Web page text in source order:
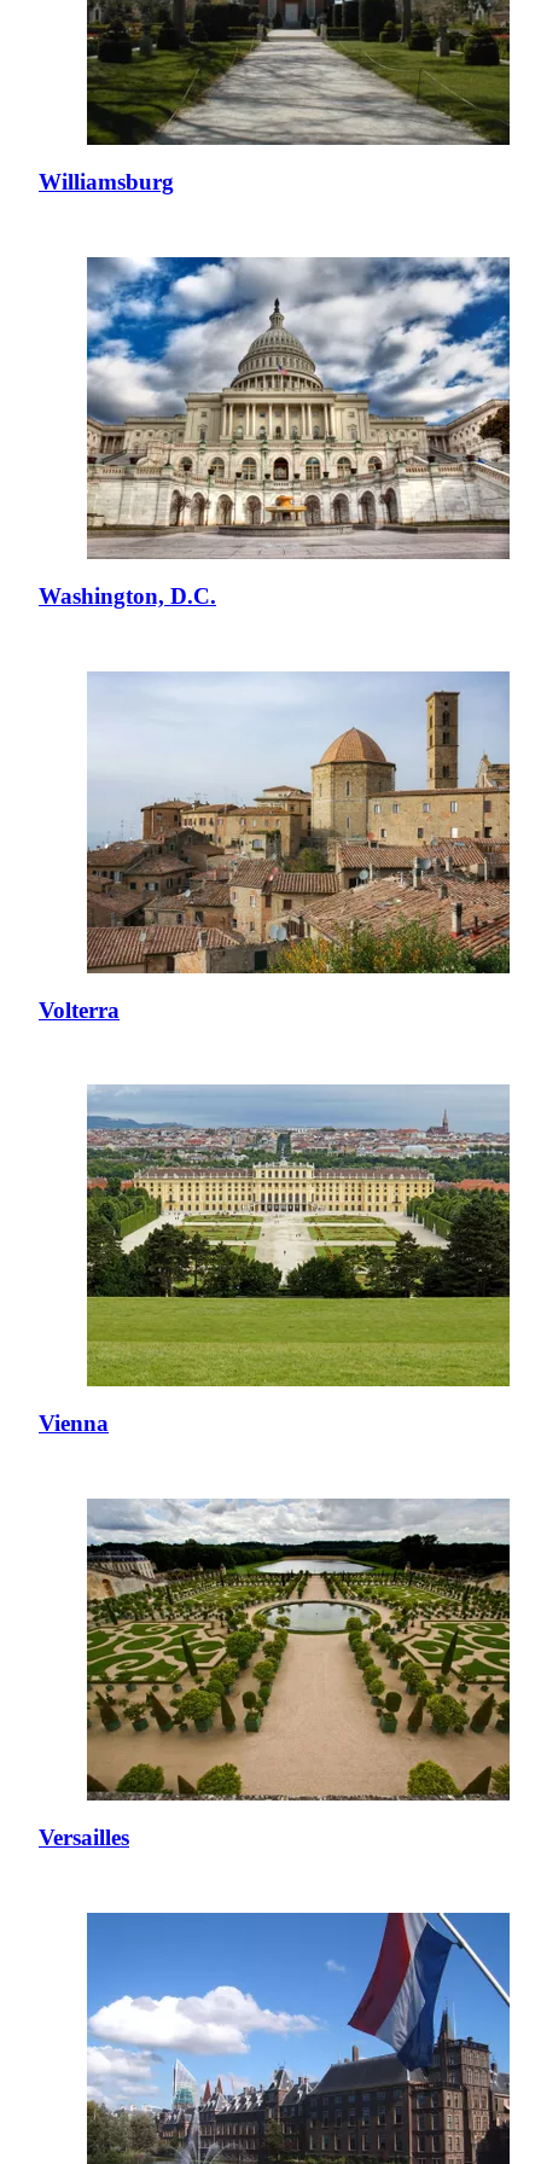
Williamsburg
Washington, D.C.
Volterra
Vienna
Versailles